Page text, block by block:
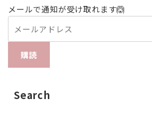
メールで通知が受け取れます🙆
購読
Search